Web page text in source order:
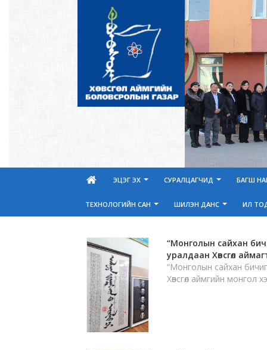
ЭЦЭГ ЭХ СУРАЛЦАГЧИД БАГШ
ТЕХНОЛОГИЙН САН ШИЛЭН ДАНС ИЛ
“Монголын сайхан
уралдаан Хөвсгөл
“Монголын сайхан
Хөвсгөл аймгийн монгол